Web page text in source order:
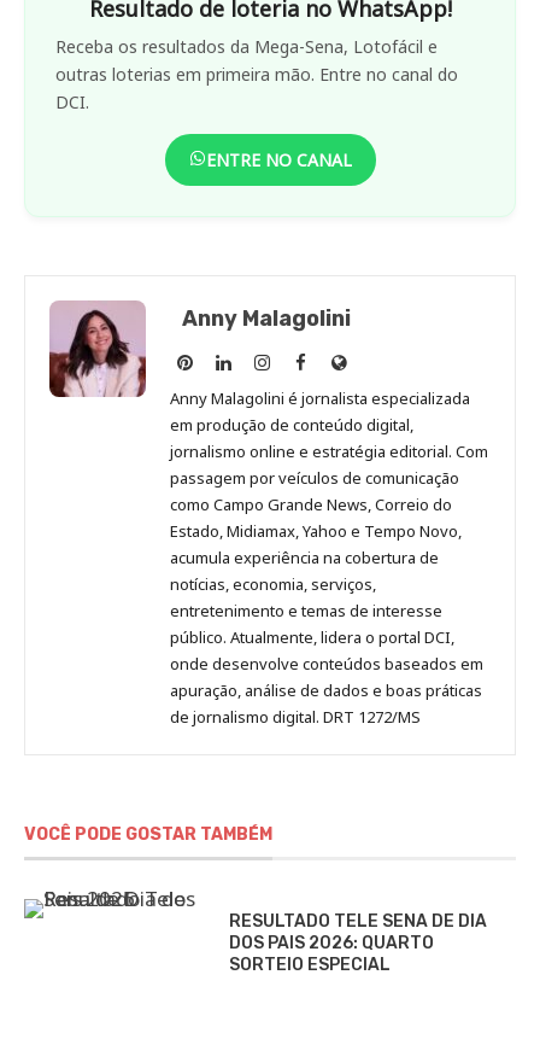
Resultado de loteria no WhatsApp!
Receba os resultados da Mega-Sena, Lotofácil e
outras loterias em primeira mão. Entre no canal do
DCI.
ENTRE NO CANAL
Anny Malagolini
Anny
Malagolini
no
Pinterest
Anny
Malagolini
no
LinkedIn
Anny
Malagolini
no
Instagram
Anny
Malagolini
no
Facebook
Site
de
Anny
Malagolini
Anny Malagolini é jornalista especializada
em produção de conteúdo digital,
jornalismo online e estratégia editorial. Com
passagem por veículos de comunicação
como Campo Grande News, Correio do
Estado, Midiamax, Yahoo e Tempo Novo,
acumula experiência na cobertura de
notícias, economia, serviços,
entretenimento e temas de interesse
público. Atualmente, lidera o portal DCI,
onde desenvolve conteúdos baseados em
apuração, análise de dados e boas práticas
de jornalismo digital. DRT 1272/MS
VOCÊ PODE GOSTAR TAMBÉM
RESULTADO TELE SENA DE DIA
DOS PAIS 2026: QUARTO
SORTEIO ESPECIAL